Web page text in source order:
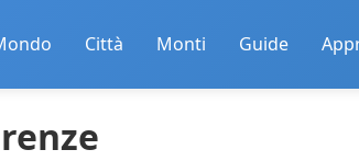
Città Monti Guide